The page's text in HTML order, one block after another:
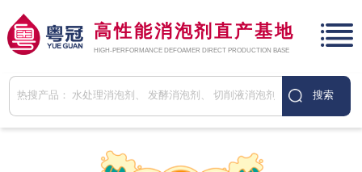
高性能消泡剂直产基地
HIGH-PERFORMANCE DEFOAMER DIRECT PRODUCTION BASE